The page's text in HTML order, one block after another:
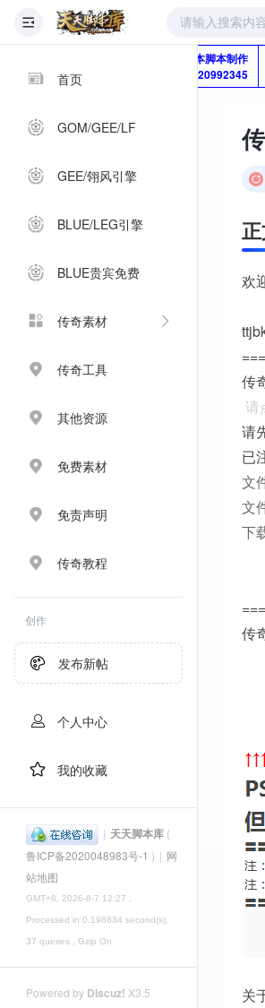
首页
GOM/GEE/LF
GEE/翎风引擎
BLUE/LEG引擎
BLUE贵宾免费
传奇素材
传奇工具
其他资源
免费素材
免责声明
传奇教程
创作
发布新帖
个人中心
我的收藏
| 天天脚本库 (
鲁ICP备2020048983号-1 ) | 网
站地图
GMT+8, 2026-8-7 12:27 ,
Processed in 0.198834 second(s),
37 queries , Gzip On.
Powered by Discuz! X3.5
版本脚本制作
Q920992345
欢
传
请
请
已
文
文
下
传
关